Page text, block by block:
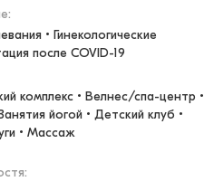
:
• Гинекологические
после COVID-19
комплекс • Велнес/спа-центр •
йогой • Детский клуб •
• Массаж